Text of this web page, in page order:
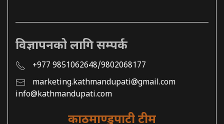
विज्ञापनको लागि सम्पर्क
+977 9851062648/9802068177
marketing.kathmandupati@gmail.com
info@kathmandupati.com
काठमाण्डुपाटी टीम